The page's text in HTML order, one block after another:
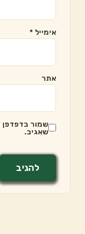
אימייל *
אתר
שמור
שאגיב.